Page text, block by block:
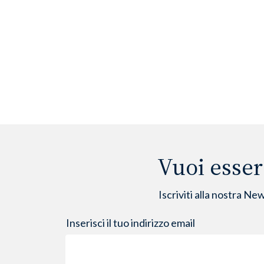
Vuoi
Iscriviti alla nostra
Inserisci il tuo indirizzo email